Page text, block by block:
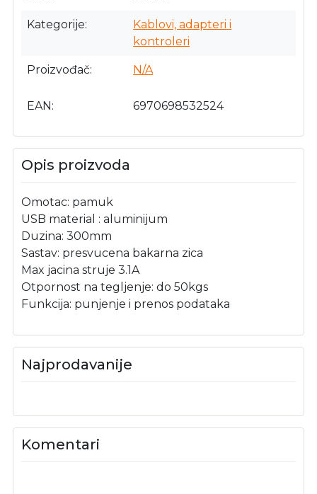
Kategorije
Kablovi, adapteri i
kontroleri
Proizvođač N/A
EAN 6970698532524
Opis proizvoda
Omotac: pamuk
USB material : aluminijum
Duzina: 300mm
Sastav: presvucena bakarna zica
Max jacina struje 3.1A
Otpornost na tegljenje: do 50kgs
Funkcija: punjenje i prenos podataka
Najprodavanije
Komentari